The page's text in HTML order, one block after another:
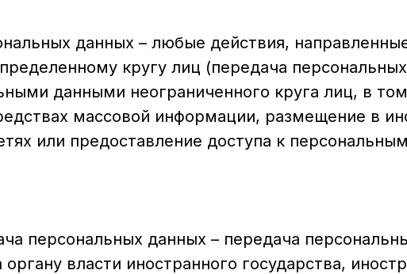
данных – любые действия,
кругу лиц (передача
данными неограниченного круга лиц, в
массовой информации, размещение в
или предоставление доступа к
персональных данных – передача
органу власти иностранного государства,